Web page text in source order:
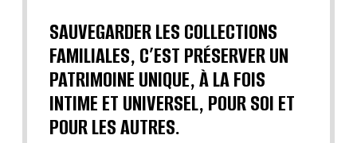
SAUVEGARDER LES COLLECTIONS
FAMILIALES, C’EST PRÉSERVER UN
PATRIMOINE UNIQUE, À LA FOIS
INTIME ET UNIVERSEL, POUR SOI ET
POUR LES AUTRES.